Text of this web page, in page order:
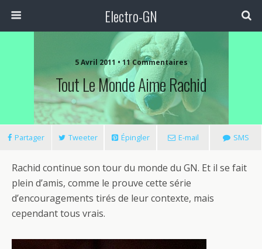
Electro-GN
5 Avril 2011 • 11 Commentaires
Tout Le Monde Aime Rachid
Partager Tweeter Épingler E-mail SMS
Rachid continue son tour du monde du GN. Et il se fait
plein d’amis, comme le prouve cette série
d’encouragements tirés de leur contexte, mais
cependant tous vrais.